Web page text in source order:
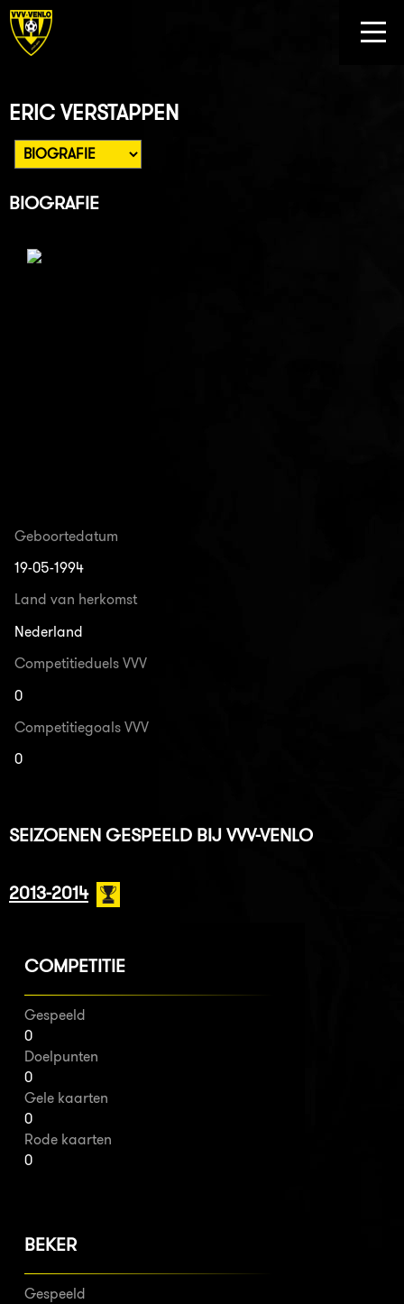
ERIC VERSTAPPEN
BIOGRAFIE
Geboortedatum
19-05-1994
Land van herkomst
Nederland
Competitieduels VVV
0
Competitiegoals VVV
0
SEIZOENEN GESPEELD BIJ VVV-VENLO
2013-2014
COMPETITIE
Gespeeld
0
Doelpunten
0
Gele kaarten
0
Rode kaarten
0
BEKER
Gespeeld